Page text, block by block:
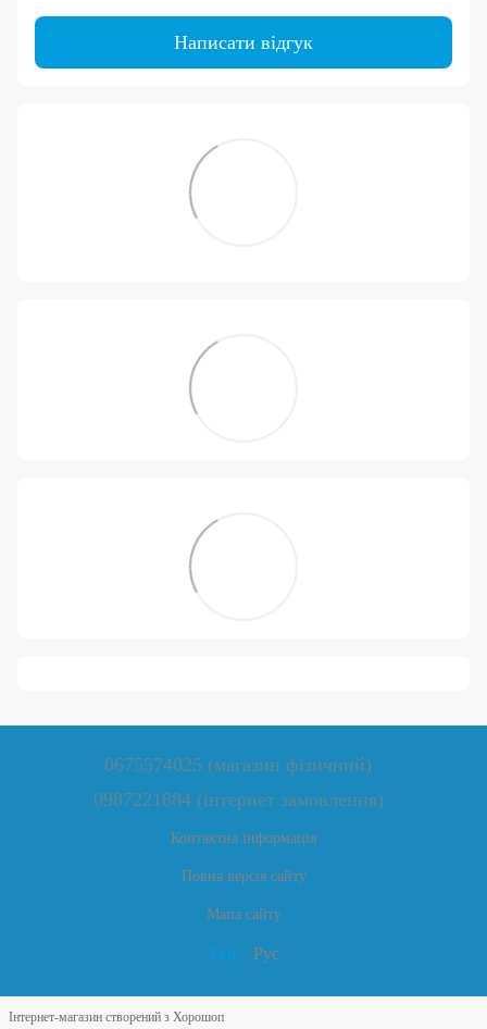
Написати відгук
0675574025 (магазин фізичний)
0987221884 (інтернет замовлення)
Контактна інформація
Повна версія сайту
Мапа сайту
Укр Рус
Інтернет-магазин створений з Хорошоп